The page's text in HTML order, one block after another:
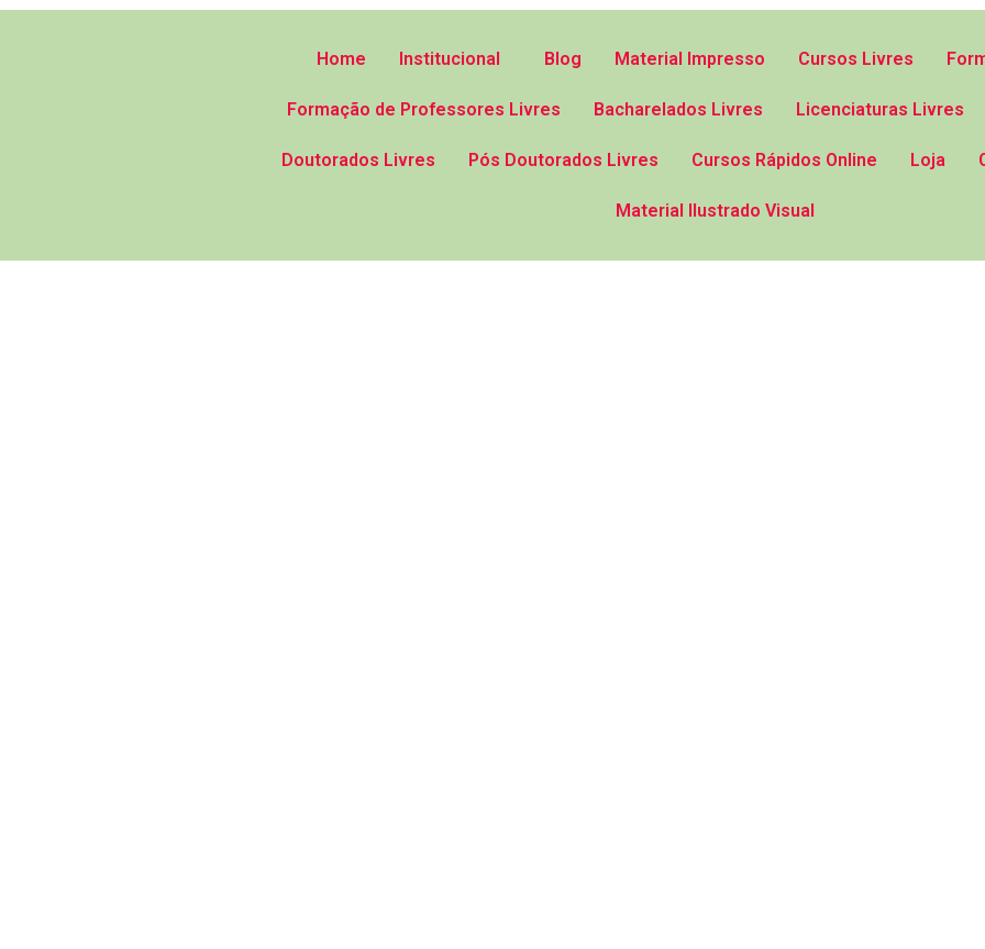
Home Institucional Blog Material Impresso Cursos Livres
Formação de Professores Livres Bacharelados Livres Licenciaturas Livres
Doutorados Livres Pós Doutorados Livres Cursos Rápidos Online Loja
Material Ilustrado Visual